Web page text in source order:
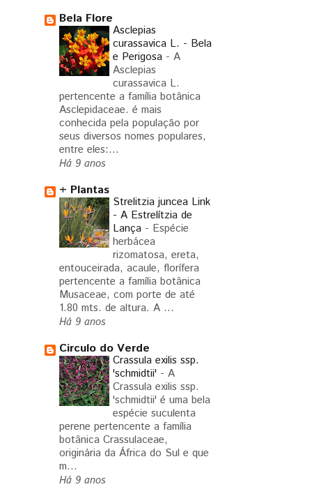
Bela Flore
Asclepias
curassavica L. - Bela
e Perigosa - A
Asclepias
curassavica L.
pertencente a família botânica
Asclepidaceae. é mais
conhecida pela população por
seus diversos nomes populares,
entre eles:...
Há 9 anos
+ Plantas
Strelitzia juncea Link
- A Estrelítzia de
Lança - Espécie
herbácea
rizomatosa, ereta,
entouceirada, acaule, florífera
pertencente a família botânica
Musaceae, com porte de até
1.80 mts. de altura. A ...
Há 9 anos
Circulo do Verde
Crassula exilis ssp.
'schmidtii' - A
Crassula exilis ssp.
'schmidtii' é uma bela
espécie suculenta
perene pertencente a família
botânica Crassulaceae,
originária da África do Sul e que
m...
Há 9 anos